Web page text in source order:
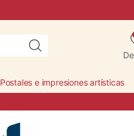
Postales e impresiones artísticas